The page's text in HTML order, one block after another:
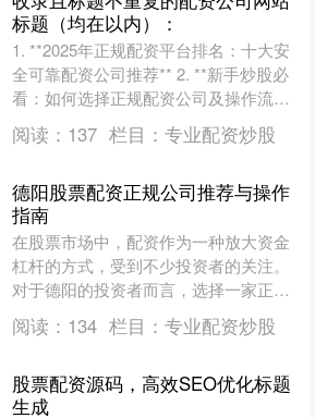
标题（均在以内）：
1. **2025年正规配资平台排名：十大安
全可靠配资公司推荐** 2. **新手炒股必
看：如何选择正规配资公司及操作流程
** 3. **配资炒股风险与收益：资....
阅读： 137 栏目： 专业配资炒股
德阳股票配资正规公司推荐与操作
指南
在股票市场中，配资作为一种放大资金
杠杆的方式，受到不少投资者的关注。
对于德阳的投资者而言，选择一家正规
的配资公司至关重要。本文将为您推荐
德阳地区的正规配资公司，....
阅读： 134 栏目： 专业配资炒股
股票配资源码，高效SEO优化标题
生成